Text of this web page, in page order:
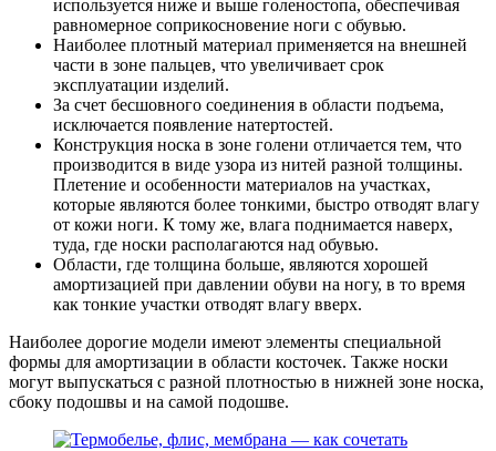
используется ниже и выше голеностопа, обеспечивая
равномерное соприкосновение ноги с обувью.
Наиболее плотный материал применяется на внешней
части в зоне пальцев, что увеличивает срок
эксплуатации изделий.
За счет бесшовного соединения в области подъема,
исключается появление натертостей.
Конструкция носка в зоне голени отличается тем, что
производится в виде узора из нитей разной толщины.
Плетение и особенности материалов на участках,
которые являются более тонкими, быстро отводят влагу
от кожи ноги. К тому же, влага поднимается наверх,
туда, где носки располагаются над обувью.
Области, где толщина больше, являются хорошей
амортизацией при давлении обуви на ногу, в то время
как тонкие участки отводят влагу вверх.
Наиболее дорогие модели имеют элементы специальной
формы для амортизации в области косточек. Также носки
могут выпускаться с разной плотностью в нижней зоне носка,
сбоку подошвы и на самой подошве.